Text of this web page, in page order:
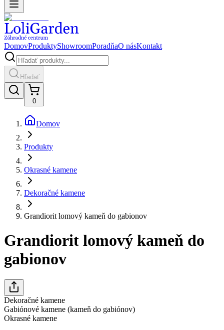
DomovProduktyShowroomPoradňaO násKontakt
Hľadať
0
Domov
Produkty
Okrasné kamene
Dekoračné kamene
Grandiorit lomový kameň do gabionov
Grandiorit lomový kameň do
gabionov
Dekoračné kamene
Gabiónové kamene (kameň do gabiónov)
Okrasné kamene